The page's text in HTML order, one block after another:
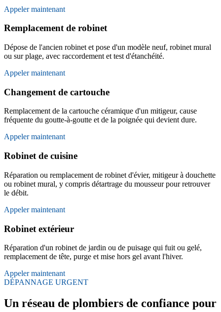
Appeler maintenant
Remplacement de robinet
Dépose de l'ancien robinet et pose d'un modèle neuf, robinet mural
ou sur plage, avec raccordement et test d'étanchéité.
Appeler maintenant
Changement de cartouche
Remplacement de la cartouche céramique d'un mitigeur, cause
fréquente du goutte-à-goutte et de la poignée qui devient dure.
Appeler maintenant
Robinet de cuisine
Réparation ou remplacement de robinet d'évier, mitigeur à douchette
ou robinet mural, y compris détartrage du mousseur pour retrouver
le débit.
Appeler maintenant
Robinet extérieur
Réparation d'un robinet de jardin ou de puisage qui fuit ou gelé,
remplacement de tête, purge et mise hors gel avant l'hiver.
Appeler maintenant
DÉPANNAGE URGENT
Un réseau de plombiers de confiance pour